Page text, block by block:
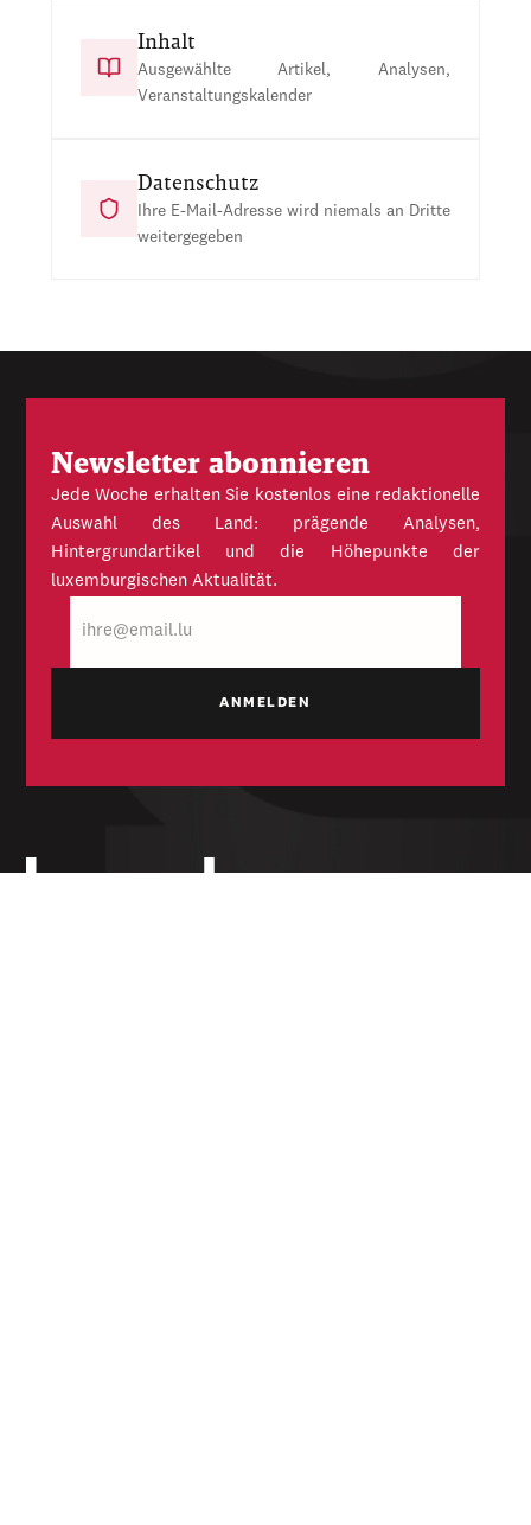
Inhalt
Ausgewählte Artikel, Analysen,
Veranstaltungskalender
Datenschutz
Ihre E-Mail-Adresse wird niemals an Dritte
weitergegeben
Newsletter abonnieren
Jede Woche erhalten Sie kostenlos eine redaktionelle
Auswahl des Land: prägende Analysen,
Hintergrundartikel und die Höhepunkte der
luxemburgischen Aktualität.
Mail